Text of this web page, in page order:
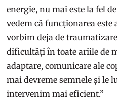
energie, nu mai este la fel
vedem că funcționarea este
vorbim deja de
dificultăți în toate ariile de
adaptare, comunicare ale
mai devreme semnele și le
intervenim mai eficient.”